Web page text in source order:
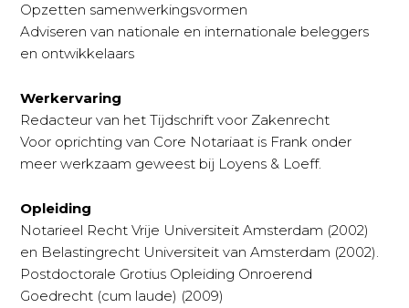
Opzetten samenwerkingsvormen
Adviseren van nationale en internationale beleggers
en ontwikkelaars
Werkervaring
Redacteur van het Tijdschrift voor Zakenrecht
Voor oprichting van Core Notariaat is Frank onder
meer werkzaam geweest bij Loyens & Loeff.
Opleiding
Notarieel Recht Vrije Universiteit Amsterdam (2002)
en Belastingrecht Universiteit van Amsterdam (2002).
Postdoctorale Grotius Opleiding Onroerend
Goedrecht (cum laude) (2009)